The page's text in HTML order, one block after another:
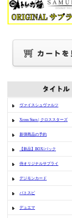
ヴァイスシュヴァルツ
Xross Stars | クロススターズ
新弾商品の予約
【新品】BOX/パック
侍オリジナルサプライ
デジモンカード
バトスピ
デュエマ